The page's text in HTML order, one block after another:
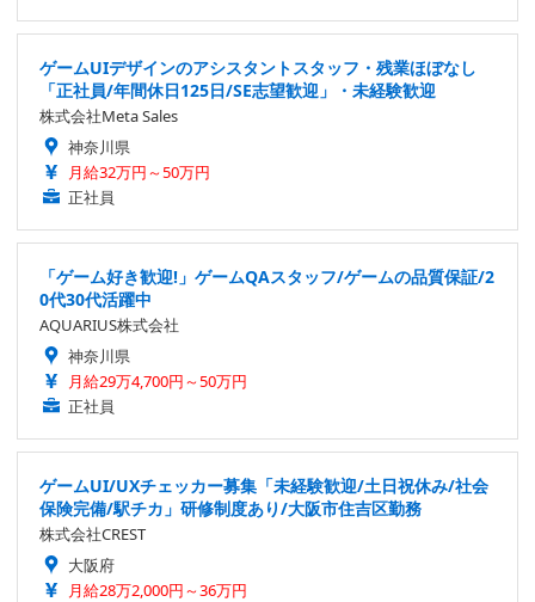
ゲームUIデザインのアシスタントスタッフ・残業ほぼなし
「正社員/年間休日125日/SE志望歓迎」・未経験歓迎
株式会社Meta Sales
神奈川県
月給32万円～50万円
正社員
「ゲーム好き歓迎!」ゲームQAスタッフ/ゲームの品質保証/2
0代30代活躍中
AQUARIUS株式会社
神奈川県
月給29万4,700円～50万円
正社員
ゲームUI/UXチェッカー募集「未経験歓迎/土日祝休み/社会
保険完備/駅チカ」研修制度あり/大阪市住吉区勤務
株式会社CREST
大阪府
月給28万2,000円～36万円